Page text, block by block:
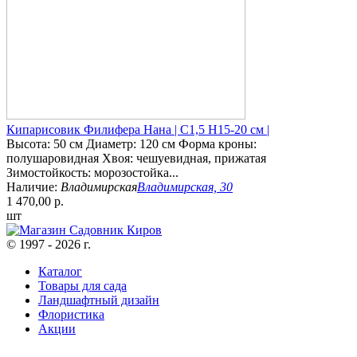
Кипарисовик Филифера Нана | С1,5 Н15-20 см |
Высота: 50 см Диаметр: 120 см Форма кроны:
полушаровидная Хвоя: чешуевидная, прижатая
Зимостойкость: морозостойка...
Наличие: ВладимирскаяВладимирская, 30
1 470,00 р.
шт
© 1997 - 2026 г.
Каталог
Товары для сада
Ландшафтный дизайн
Флористика
Акции